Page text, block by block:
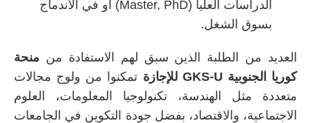
الدراسات العليا (Master, PhD) أو في الاندماج
بسوق الشغل.
العديد من الطلبة الذين سبق لهم الاستفادة من منحة
كوريا الجنوبية GKS-U للإجازة
تمكنوا من ولوج مجالات
متعددة مثل الهندسة، تكنولوجيا المعلومات، العلوم
الاجتماعية، والاقتصاد، بفضل جودة التكوين في الجامعات